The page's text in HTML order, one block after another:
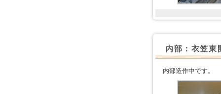
内部：衣笠東
内部造作中です。